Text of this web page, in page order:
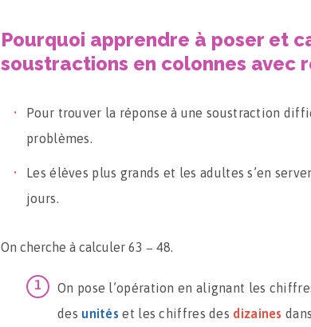
Pourquoi apprendre à poser et
soustractions en colonnes avec
Pour trouver la réponse à une soustraction
problèmes.
Les élèves plus grands et les adultes s’en
jours.
On cherche à calculer 63 − 48.
On pose l’opération en alignant les
des unités et les chiffres des dizaines